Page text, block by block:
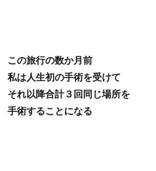
この旅行の数か月前
私は人生初の手術を受けて
それ以降合計３回同じ場所を
手術することになる